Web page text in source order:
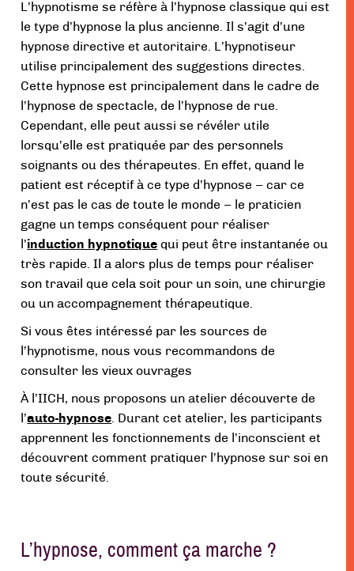
L’hypnotisme se réfère à l’hypnose classique qui est
le type d’hypnose la plus ancienne. Il s’agit d’une
hypnose directive et autoritaire. L’hypnotiseur
utilise principalement des suggestions directes.
Cette hypnose est principalement dans le cadre de
l’hypnose de spectacle, de l’hypnose de rue.
Cependant, elle peut aussi se révéler utile
lorsqu’elle est pratiquée par des personnels
soignants ou des thérapeutes. En effet, quand le
patient est réceptif à ce type d’hypnose – car ce
n’est pas le cas de toute le monde – le praticien
gagne un temps conséquent pour réaliser
l’induction hypnotique qui peut être instantanée ou
très rapide. Il a alors plus de temps pour réaliser
son travail que cela soit pour un soin, une chirurgie
ou un accompagnement thérapeutique.
Si vous êtes intéressé par les sources de
l’hypnotisme, nous vous recommandons de
consulter les vieux ouvrages
À l’IICH, nous proposons un atelier découverte de
l’auto-hypnose. Durant cet atelier, les participants
apprennent les fonctionnements de l’inconscient et
découvrent comment pratiquer l’hypnose sur soi en
toute sécurité.
L’hypnose, comment ça marche ?